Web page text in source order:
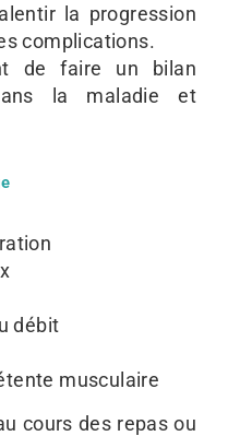
la progression
complications.
de faire un bilan
la maladie et
débit
musculaire
cours des repas ou